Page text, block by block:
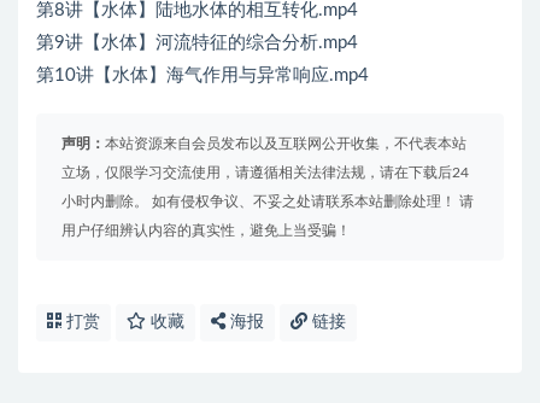
第8讲【水体】陆地水体的相互转化.mp4
第9讲【水体】河流特征的综合分析.mp4
第10讲【水体】海气作用与异常响应.mp4
声明： 本站资源来自会员发布以及互联网公开收集，不代表本站
立场，仅限学习交流使用，请遵循相关法律法规，请在下载后24
小时内删除。 如有侵权争议、不妥之处请联系本站删除处理！ 请
用户仔细辨认内容的真实性，避免上当受骗！
打赏 收藏 海报 链接